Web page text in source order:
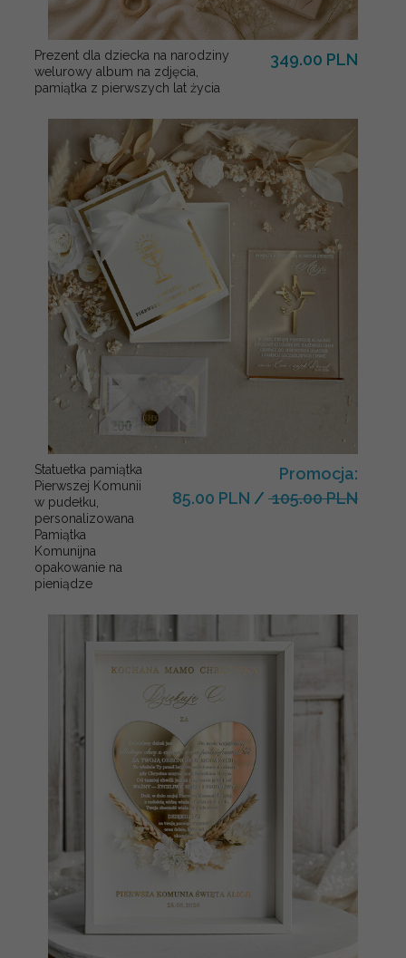
Prezent dla dziecka na narodziny
welurowy album na zdjęcia,
pamiątka z pierwszych lat życia
349.00 PLN
Statuetka pamiątka
Pierwszej Komunii
w pudełku,
personalizowana
Pamiątka
Komunijna
opakowanie na
pieniądze
Promocja:
85.00 PLN / 105.00 PLN